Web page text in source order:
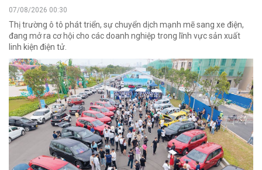
07/08/2026 00:30
Thị trường ô tô phát triển, sự chuyển dịch mạnh mẽ sang xe điện,
đang mở ra cơ hội cho các doanh nghiệp trong lĩnh vực sản xuất
linh kiện điện tử.